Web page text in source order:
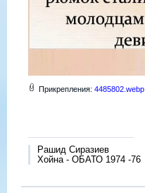
Прикрепления: 4485802.webp
Рашид Сиразиев
Хойна - ОБАТО 1974 -76